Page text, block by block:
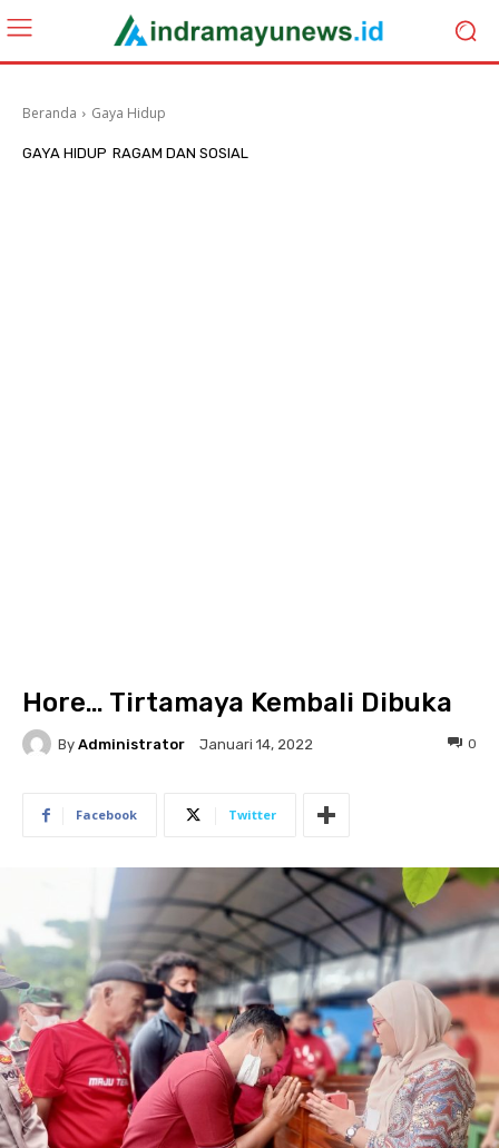
Beranda Gaya Hidup
GAYA HIDUP RAGAM DAN SOSIAL
Hore… Tirtamaya Kembali Dibuka
By Administrator Januari 14, 2022 0
Facebook Twitter